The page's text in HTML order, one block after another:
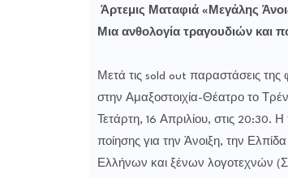
Άρτεμις Ματαφιά «Μεγάλης
Μια ανθολογία τραγουδιών και
Μετά τις sold out παραστάσεις της
στην Αμαξοστοιχία-Θέατρο το
Τετάρτη, 16 Απριλίου, στις
ποίησης για την Άνοιξη, την
Ελλήνων και ξένων λογοτεχνών